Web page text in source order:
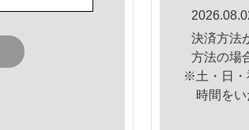
決済方法
方法の場
※土・日・
時間をい